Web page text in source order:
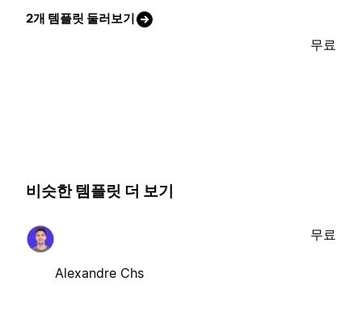
2개 템플릿 둘러보기
무료
비슷한 템플릿 더 보기
Alexandre Chs
무료